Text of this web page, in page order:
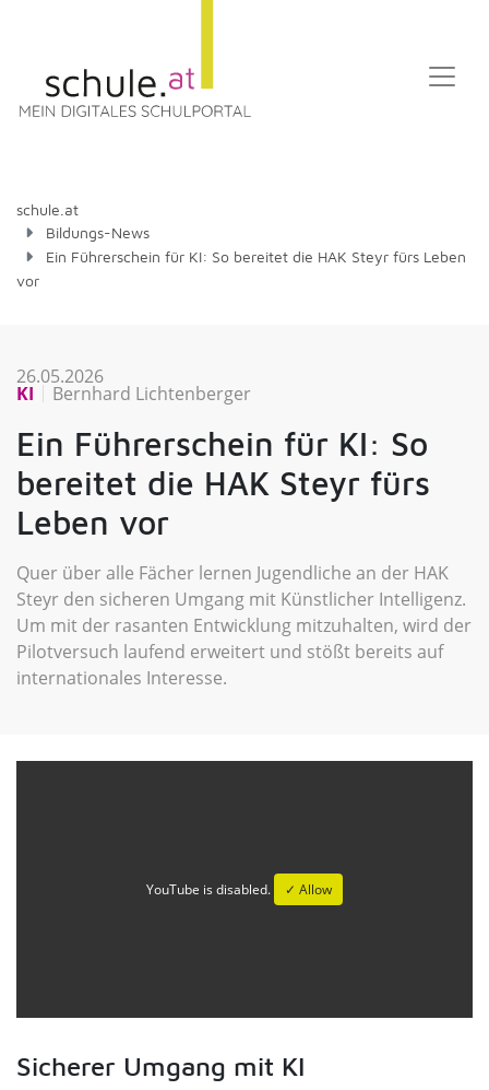
schule.at
Bildungs-News
Ein Führerschein für KI: So bereitet die HAK Steyr fürs Leben
vor
26.05.2026
KI Bernhard Lichtenberger
Ein Führerschein für KI: So
bereitet die HAK Steyr fürs
Leben vor
Quer über alle Fächer lernen Jugendliche an der HAK
Steyr den sicheren Umgang mit Künstlicher Intelligenz.
Um mit der rasanten Entwicklung mitzuhalten, wird der
Pilotversuch laufend erweitert und stößt bereits auf
internationales Interesse.
YouTube is disabled. ✓ Allow
Sicherer Umgang mit KI